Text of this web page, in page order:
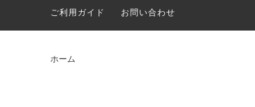
ご利用ガイド お問い合わせ
ホーム